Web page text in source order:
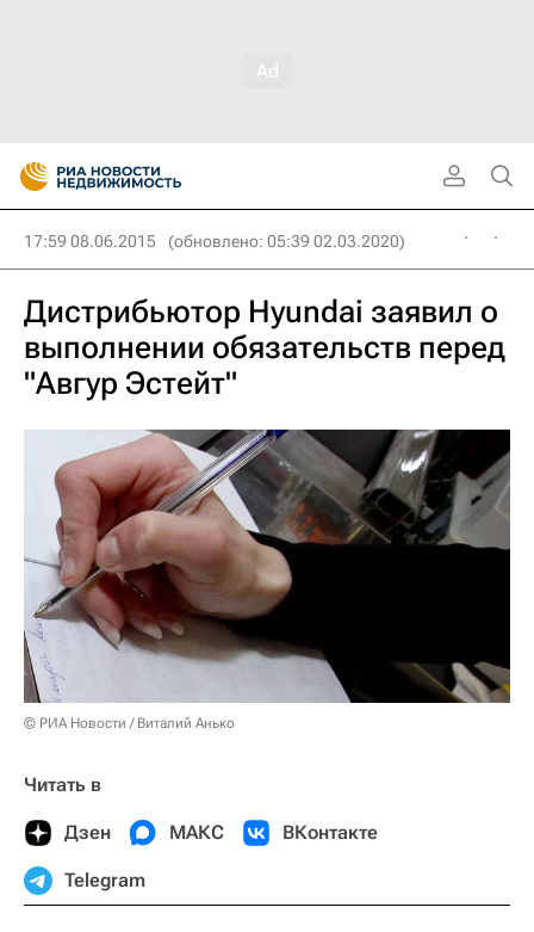
17:59 08.06.2015 (обновлено: 05:39 02.03.2020)
Дистрибьютор Hyundai заявил о
выполнении обязательств перед
"Авгур Эстейт"
© РИА Новости / Виталий Анько
Читать в
Дзен МАКС ВКонтакте
Telegram